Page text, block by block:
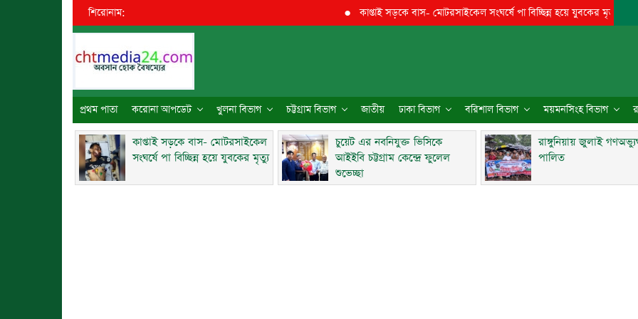
শিরোনাম: কাপ্তাই সড়কে বাস- মোটরসাইকেল সংঘর্ষে পা বিচ্ছিন্ন হয়ে যুবকের মৃত্যু●চুয়েট
প্রথম পাতা করোনা আপডেট খুলনা বিভাগ চট্টগ্রাম বিভাগ জাতীয় ঢাকা বিভাগ বরিশাল বিভাগ ময়মনসিংহ বিভাগ
কাপ্তাই সড়কে বাস- মোটরসাইকেল
সংঘর্ষে পা বিচ্ছিন্ন হয়ে যুবকের মৃত্যু
চুয়েট এর নবনিযুক্ত ভিসিকে
আইইবি চট্টগ্রাম কেন্দ্রে ফুলেল
শুভেচ্ছা
রাঙ্গুনিয়ায় জুলাই
পালিত